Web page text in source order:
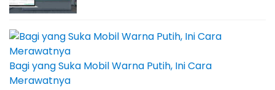
Bagi yang Suka Mobil Warna Putih, Ini Cara
Merawatnya